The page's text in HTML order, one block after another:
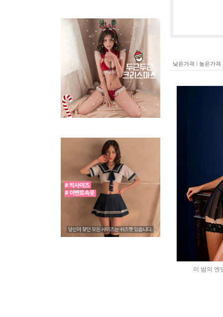
낮은가격 | 높은가격
이 밤의 엔